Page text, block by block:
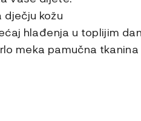
dječju kožu
hlađenja u toplijim
meka pamučna tkanina